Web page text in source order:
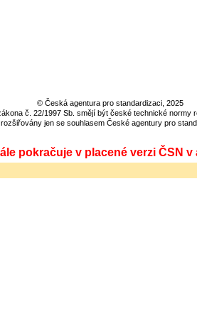
© Česká agentura pro standardizaci , 2025
č. 22/1997 Sb. smějí být české technické normy
jen se souhlasem České agentury pro
pokračuje v placené verzi ČSN